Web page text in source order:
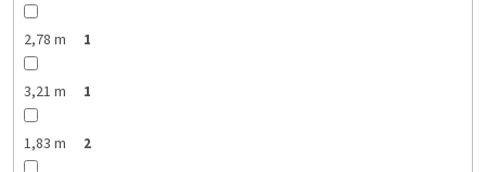
2,78 m 1
3,21 m 1
1,83 m 2